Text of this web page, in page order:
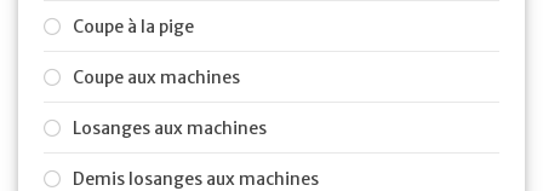
Coupe à la pige
Coupe aux machines
Losanges aux machines
Demis losanges aux machines